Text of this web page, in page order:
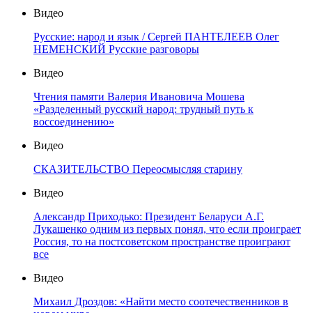
Видео
Русские: народ и язык / Сергей ПАНТЕЛЕЕВ Олег
НЕМЕНСКИЙ Русские разговоры
Видео
Чтения памяти Валерия Ивановича Мошева
«Разделенный русский народ: трудный путь к
воссоединению»
Видео
СКАЗИТЕЛЬСТВО Переосмысляя старину
Видео
Александр Приходько: Президент Беларуси А.Г.
Лукашенко одним из первых понял, что если проиграет
Россия, то на постсоветском пространстве проиграют
все
Видео
Михаил Дроздов: «Найти место соотечественников в